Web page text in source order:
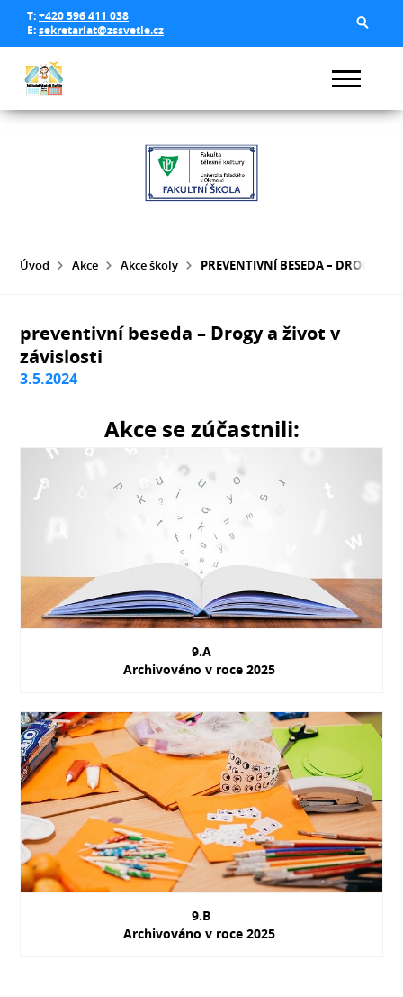
T:+420 596 411 038
E:sekretariat@zssvetle.cz
Úvod Akce Akce školy PREVENTIVNÍ BESEDA – DROGY A
preventivní beseda – Drogy a život v
závislosti
3.5.2024
Akce se zúčastnili:
9.A
Archivováno v roce 2025
9.B
Archivováno v roce 2025